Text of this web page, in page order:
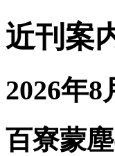
近刊案
2026年8
百寮蒙